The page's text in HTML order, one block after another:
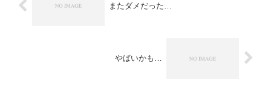
またダメだった…
やばいかも…